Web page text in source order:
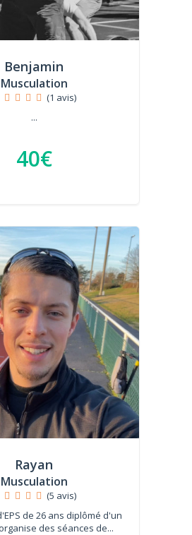
Benjamin
Musculation
(1 avis)
...
40€
Rayan
Musculation
(5 avis)
de 26 ans diplômé d'un
organise des séances de...